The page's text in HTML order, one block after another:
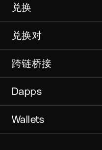
兑换
兑换对
跨链桥接
Dapps
Wallets